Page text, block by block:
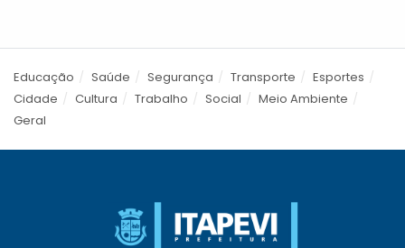
Educação Saúde Segurança Transporte
Esportes
Cidade
Cultura Trabalho Social
Meio Ambiente
Geral